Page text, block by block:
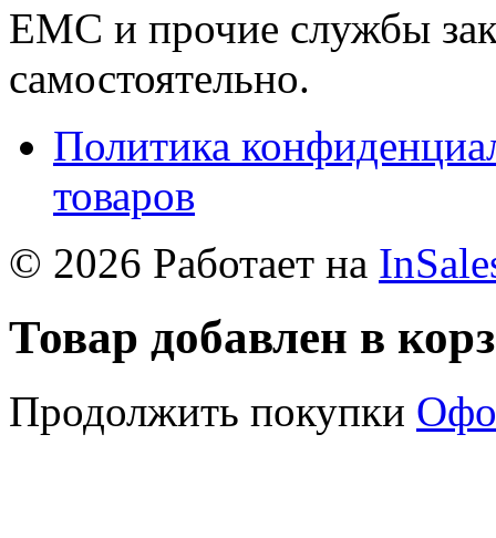
ЕМС и прочие службы
самостоятельно.
Политика
товаров
© 2026 Работает на
Товар добавлен в
Продолжить покупки